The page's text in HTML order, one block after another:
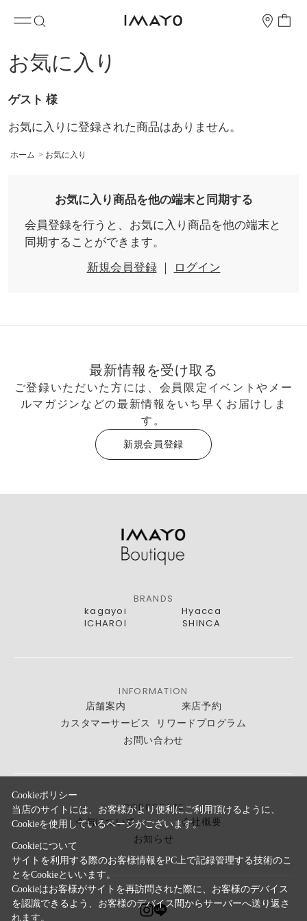
お気に入り
ゲスト 様
お気に入りに登録された商品はありません。
ホーム > お気に入り
お気に入り商品を他の端末と同期する
会員登録を行うと、お気に入り商品を他の端末と
同期することができます。
新規会員登録｜ ログイン
最新情報を受け取る
ご登録いただいた方には、会員限定イベントやメー
ルマガジンなどの最新情報をいち早くお届けしま
す。
新規会員登録
BRANDS
kagayoi
Hyacca
ICHAROI
SHINCA
INFORMATION
店舗案内
来店予約
カスタマーサービス
リワードプログラム
お問い合わせ
CORPORATE
今与について
会社概要
お知らせ
Cookieポリシー
当店のサイトには、お客様がより便利にご利用頂けるように、
Cookieを使用しているページがございます。
Cookieについて
サイトを利用する際のお客様情報をPC上で記録管理する技術のこ
とをCookieといいます。
Cookieはお客様がサイトを再訪問された際に、お客様のデバイス
を認識できるよう、お客様のデバイス間からサーバーへ送り返さ
れます。